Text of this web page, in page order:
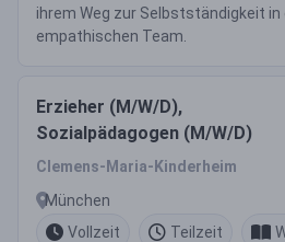
ihrem Weg zur Selbstständigkeit in
empathischen Team.
Erzieher (M/W/D),
Sozialpädagogen (M/W/D)
Clemens-Maria-Kinderheim
München
Vollzeit
Teilzeit